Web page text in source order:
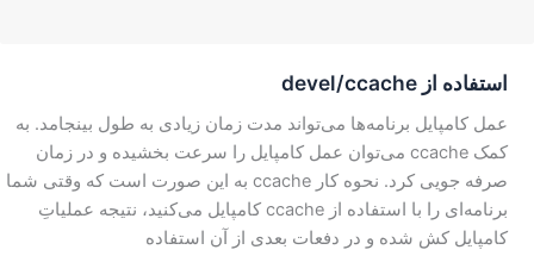
استفاده از devel/ccache
عمل کامپایل برنامه‌ها می‌تواند مدت زمان زیادی به طول بینجامد. به
کمک ccache می‌توان عمل کامپایل را سرعت بخشیده و در زمان
صرفه جویی کرد. نحوه کار ccache به این صورت است که وقتی شما
برنامه‌ای را با استفاده از ccache کامپایل می‌کنید، نتیجه عملیاتِ
کامپایل کش شده و در دفعات بعدی از آن استفاده